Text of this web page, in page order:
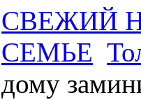
СВЕЖИЙ
СЕМЬЕ
дому